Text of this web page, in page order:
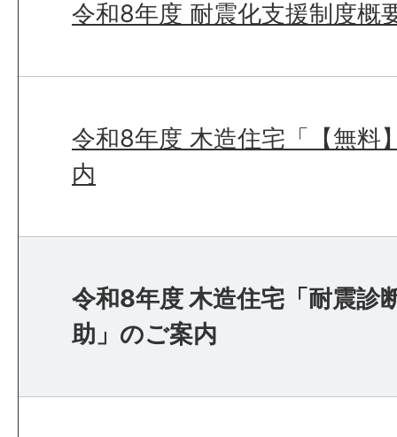
令和8年度 耐震化支援制度概
令和8年度 木造住宅「【無料
内
令和8年度 木造住宅「耐震診
助」のご案内